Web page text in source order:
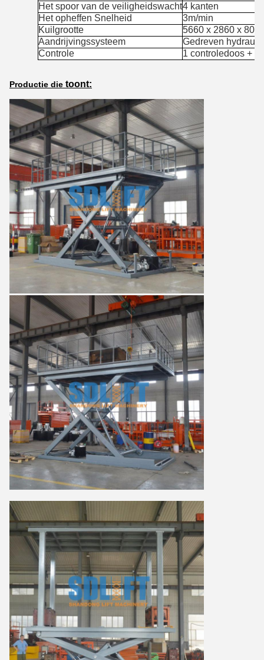
Het spoor van de veiligheidswacht4 kanten
Het opheffen Snelheid
3m/min
Kuilgrootte
5660 x 2860 x
Aandrijvingssysteem
Gedreven
Controle
1 controledoos + 1
Productie die toont: